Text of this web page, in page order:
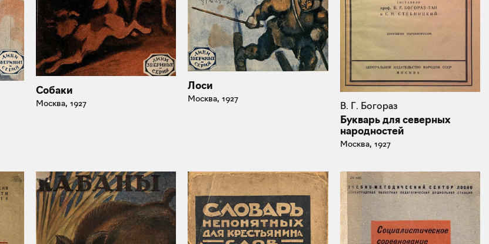
Собаки
Москва, 1927
Лоси
Москва, 1927
В. Г. Богораз
Букварь для северных
народностей
Москва, 1927